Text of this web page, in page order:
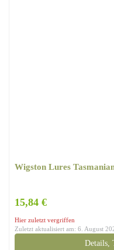
Wigston Lures
15,84 €
Hier zuletzt vergriffen
Zuletzt aktualisiert am: 6. August
Details,